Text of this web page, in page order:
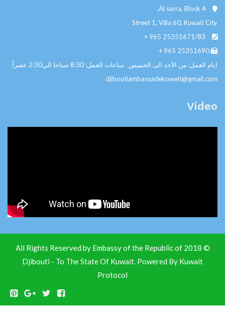
Street 1, Villa 60,
+ 96525351671/
+ 965
من الأحد الى الخميس ساعات العمل: 8:30 صباحا الي2:30 عصراً
© 2018 All Rights Reserved by Embassy of the Republic of
Djibouti - To The State Of Kuwait. Powered ByKuwait
Protocol